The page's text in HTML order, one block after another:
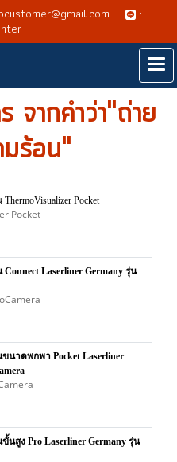
:
จากคำว่า"ถ่าย
ร้อน"
Pocket
Pocket
Laserliner Germany รุ่น
นาดพกพา Pocket Laserliner
สูง Pro Laserliner Germany รุ่น